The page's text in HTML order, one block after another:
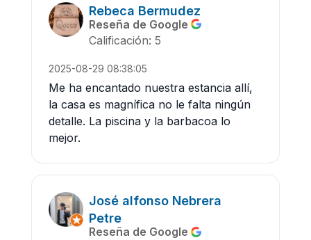
Rebeca Bermudez
Reseña de Google
Calificación: 5
2025-08-29 08:38:05
Me ha encantado nuestra estancia allí,
la casa es magnífica no le falta ningún
detalle. La piscina y la barbacoa lo
mejor.
José alfonso Nebrera
Petre
Reseña de Google